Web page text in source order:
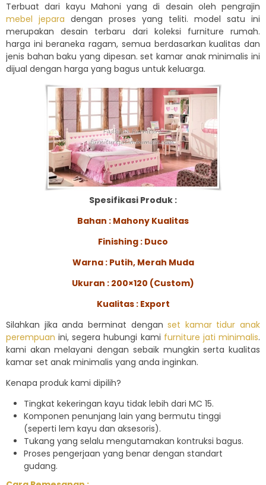
Terbuat dari kayu Mahoni yang di desain oleh pengrajin
mebel jepara dengan proses yang teliti. model satu ini
merupakan desain terbaru dari koleksi furniture rumah.
harga ini beraneka ragam, semua berdasarkan kualitas dan
jenis bahan baku yang dipesan. set kamar anak minimalis ini
dijual dengan harga yang bagus untuk keluarga.
Spesifikasi Produk :
Bahan : Mahony Kualitas
Finishing : Duco
Warna : Putih, Merah Muda
Ukuran : 200×120 (Custom)
Kualitas : Export
Silahkan jika anda berminat denganset kamar tidur anak
perempuan ini, segera hubungi kami furniture jati minimalis.
kami akan melayani dengan sebaik mungkin serta kualitas
kamar set anak minimalis yang anda inginkan.
Kenapa produk kami dipilih?
Tingkat kekeringan kayu tidak lebih dari MC 15.
Komponen penunjang lain yang bermutu tinggi
(seperti lem kayu dan aksesoris).
Tukang yang selalu mengutamakan kontruksi bagus.
Proses pengerjaan yang benar dengan standart
gudang.